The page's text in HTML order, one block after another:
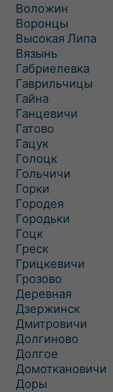
Воложин
Воронцы
Высокая Липа
Вязынь
Габриелевка
Гаврильчицы
Гайна
Ганцевичи
Гатово
Гацук
Голоцк
Гольчичи
Горки
Городея
Городьки
Гоцк
Греск
Грицкевичи
Грозово
Деревная
Дзержинск
Дмитровичи
Долгиново
Долгое
Домоткановичи
Доры